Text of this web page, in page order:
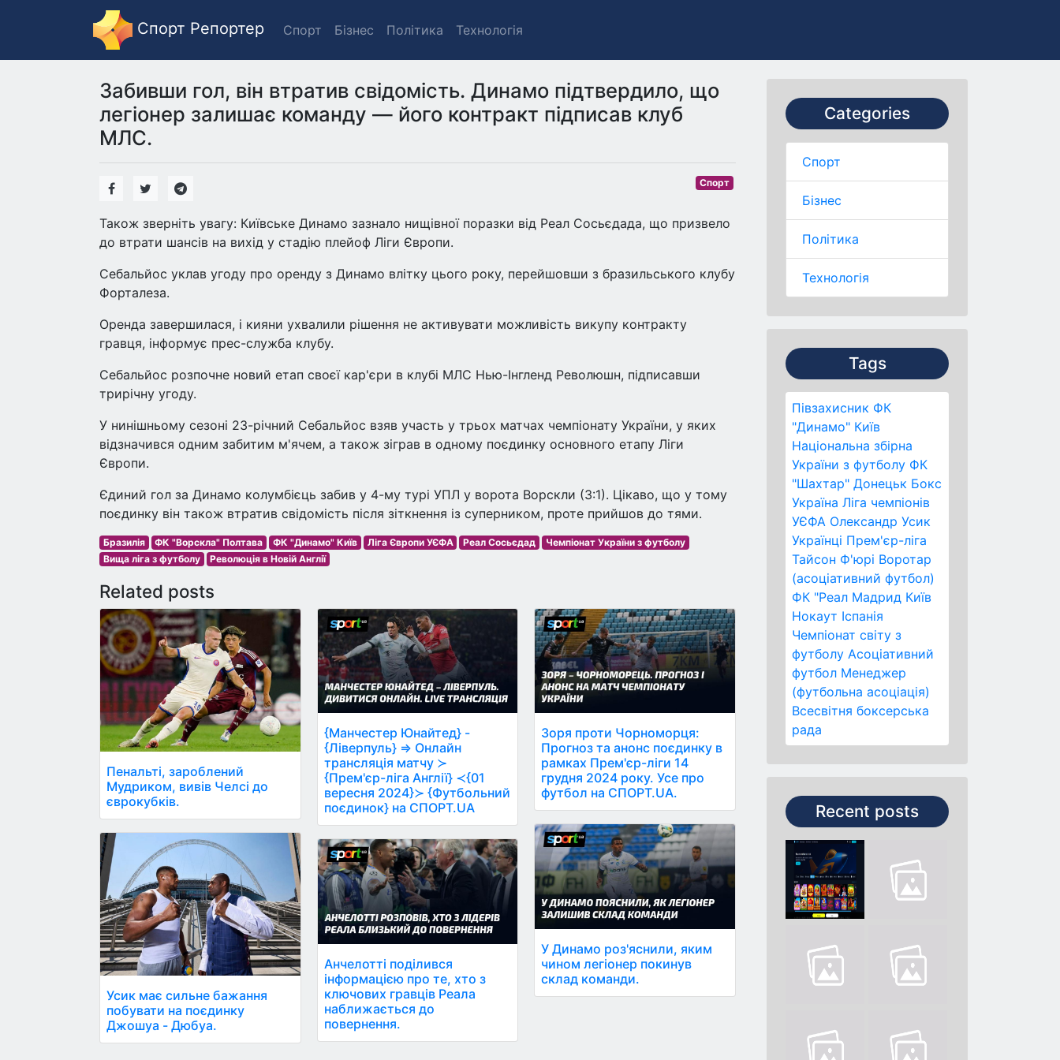
Спорт Репортер Спорт Бізнес Політика Технологія
Categories
Спорт
Бізнес
Політика
Технологія
Tags
Півзахисник ФК
"Динамо" Київ
Національна збірна
України з футболу ФК
"Шахтар" Донецьк Бокс
Україна Ліга чемпіонів
УЄФА Олександр Усик
Українці Прем'єр-ліга
Тайсон Ф'юрі Воротар
(асоціативний футбол)
ФК "Реал Мадрид Київ
Нокаут Іспанія
Чемпіонат світу з
футболу Асоціативний
футбол Менеджер
(футбольна асоціація)
Всесвітня боксерська
рада
Recent posts
Забивши гол, він втратив свідомість. Динамо підтвердило, що
легіонер залишає команду — його контракт підписав клуб
МЛС.
Спорт
Також зверніть увагу: Київське Динамо зазнало нищівної поразки від Реал Сосьєдада, що призвело
до втрати шансів на вихід у стадію плейоф Ліги Європи.
Себальйос уклав угоду про оренду з Динамо влітку цього року, перейшовши з бразильського клубу
Форталеза.
Оренда завершилася, і кияни ухвалили рішення не активувати можливість викупу контракту
гравця, інформує прес-служба клубу.
Себальйос розпочне новий етап своєї кар'єри в клубі МЛС Нью-Інгленд Революшн, підписавши
трирічну угоду.
У нинішньому сезоні 23-річний Себальйос взяв участь у трьох матчах чемпіонату України, у яких
відзначився одним забитим м'ячем, а також зіграв в одному поєдинку основного етапу Ліги
Європи.
Єдиний гол за Динамо колумбієць забив у 4-му турі УПЛ у ворота Ворскли (3:1). Цікаво, що у тому
поєдинку він також втратив свідомість після зіткнення із суперником, проте прийшов до тями.
Бразилія ФК "Ворскла" Полтава ФК "Динамо" Київ Ліга Європи УЄФА Реал Сосьєдад
Чемпіонат України з футболу
Вища ліга з футболу
Революція в Новій Англії
Related posts
Пенальті, зароблений
Мудриком, вивів Челсі до
єврокубків.
Усик має сильне бажання
побувати на поєдинку
Джошуа - Дюбуа.
{Манчестер Юнайтед} -
{Ліверпуль} ⇒ Онлайн
трансляція матчу ≻
{Прем'єр-ліга Англії} ≺{01
вересня 2024}≻ {Футбольний
поєдинок} на СПОРТ.UA
Анчелотті поділився
інформацією про те, хто з
ключових гравців Реала
наближається до
повернення.
Зоря проти Чорноморця:
Прогноз та анонс поєдинку в
рамках Прем'єр-ліги 14
грудня 2024 року. Усе про
футбол на СПОРТ.UA.
У Динамо роз'яснили, яким
чином легіонер покинув
склад команди.